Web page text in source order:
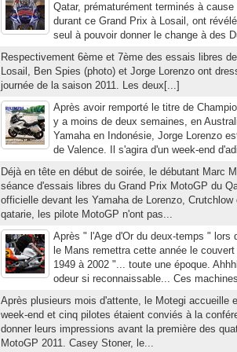
Qatar, prématurément terminés à
durant ce Grand Prix à Losail, ont
seul à pouvoir donner le change à des
Respectivement 6ème et 7ème des essais libres
Losail, Ben Spies (photo) et Jorge Lorenzo ont
journée de la saison 2011. Les deux[...]
Après avoir remporté le titre de
y a moins de deux semaines, en
Yamaha en Indonésie, Jorge Lorenzo
de Valence. Il s'agira d'un week-end
Déjà en tête en début de soirée, le débutant Marc
séance d'essais libres du Grand Prix MotoGP du
officielle devant les Yamaha de Lorenzo,
qatarie, les pilote MotoGP n'ont pas...
Après " l'Age d'Or du deux-temps " lors
le Mans remettra cette année le
1949 à 2002 "... toute une époque.
odeur si reconnaissable... Ces
Après plusieurs mois d'attente, le Motegi accueille
week-end et cinq pilotes étaient conviés à la
donner leurs impressions avant la première des
MotoGP 2011. Casey Stoner, le...